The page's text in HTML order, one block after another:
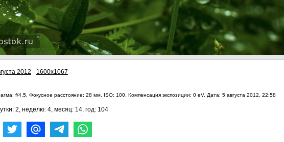
2012 - 1600x1067
f/4.5. Фокусное расстояние: 28 мм. ISO: 100. Компенсация экспозиции: 0 eV. Дата: 5 августа 2012, 22:58
2, неделю: 4, месяц: 14, год: 104